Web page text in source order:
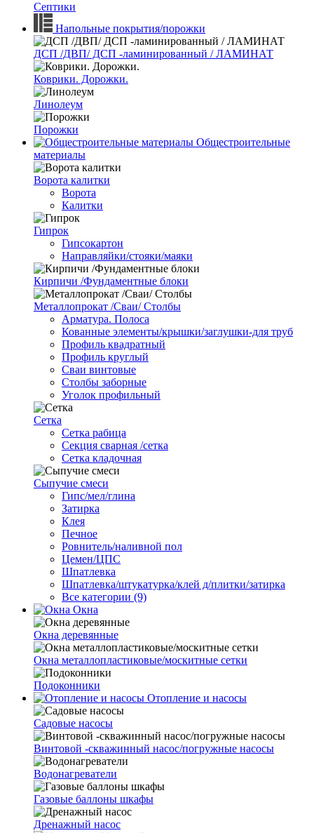
Септики
Напольные покрытия/порожки
ДСП /ДВП/ ДСП -ламинированный / ЛАМИНАТ
Коврики. Дорожки.
Линолеум
Порожки
Общестроительные
материалы
Ворота калитки
Ворота
Калитки
Гипрок
Гипсокартон
Направляйки/стояки/маяки
Кирпичи /Фундаментные блоки
Металлопрокат /Сваи/ Столбы
Арматура. Полоса
Кованные элементы/крышки/заглушки-для труб
Профиль квадратный
Профиль круглый
Сваи винтовые
Столбы заборные
Уголок профильный
Сетка
Cетка рабица
Секция сварная /сетка
Сетка кладочная
Сыпучие смеси
Гипс/мел/глина
Затирка
Клея
Печное
Ровнитель/наливной пол
Цемен/ЦПС
Шпатлевка
Шпатлевка/штукатурка/клей д/плитки/затирка
Все категории (9)
Окна
Окна деревянные
Окна металлопластиковые/москитные сетки
Подоконники
Отопление и насосы
Cадовые насосы
Винтовой -скважинный насос/погружные насосы
Водонагреватели
Газовые баллоны шкафы
Дренажный насос